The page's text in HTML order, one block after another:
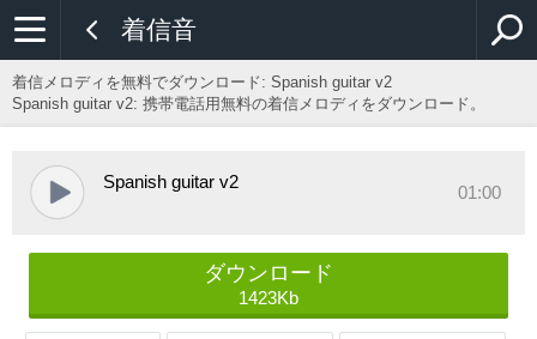
着信音
着信メロディを無料でダウンロード: Spanish guitar v2
Spanish guitar v2: 携帯電話用無料の着信メロディをダウンロード。
Spanish guitar v2
01:00
ダウンロード
1423Kb